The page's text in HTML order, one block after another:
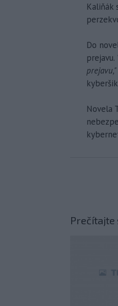
Kaliňák
Do
prejavu.
prejavu,"
Novela
Prečítajte